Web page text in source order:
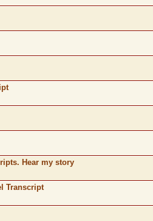
Hear my story
Transcript